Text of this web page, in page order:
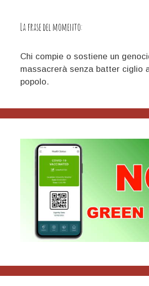
La frase del momento:
Chi compie o sostiene un
massacrerà senza batter ciglio
popolo.